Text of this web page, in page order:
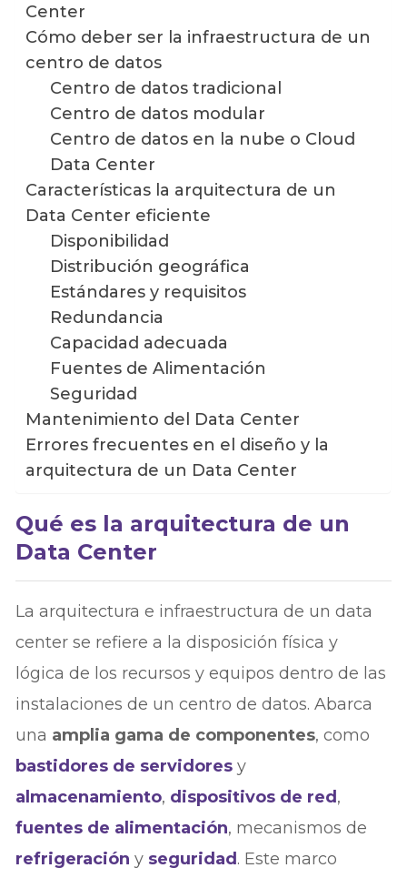
Center
Cómo deber ser la infraestructura de un
centro de datos
Centro de datos tradicional
Centro de datos modular
Centro de datos en la nube o Cloud
Data Center
Características la arquitectura de un
Data Center eficiente
Disponibilidad
Distribución geográfica
Estándares y requisitos
Redundancia
Capacidad adecuada
Fuentes de Alimentación
Seguridad
Mantenimiento del Data Center
Errores frecuentes en el diseño y la
arquitectura de un Data Center
Qué es la arquitectura de un
Data Center
La arquitectura e infraestructura de un data
center se refiere a la disposición física y
lógica de los recursos y equipos dentro de las
instalaciones de un centro de datos. Abarca
una amplia gama de componentes, como
bastidores de servidores y
almacenamiento, dispositivos de red ,
fuentes de alimentación, mecanismos de
refrigeración y seguridad . Este marco